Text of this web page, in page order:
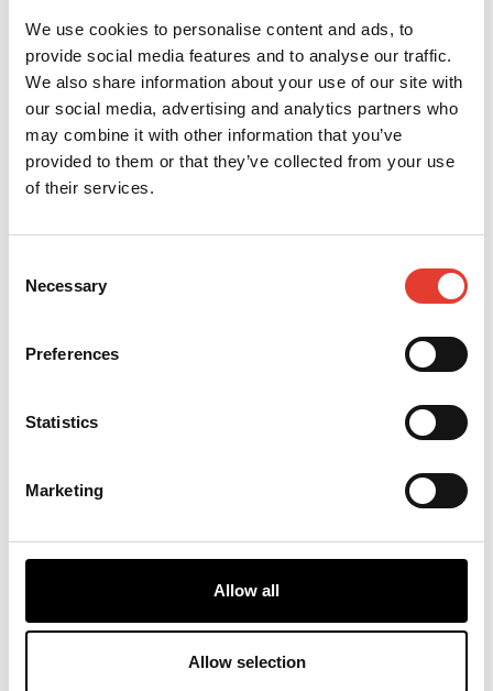
We use cookies to personalise content and ads, to
provide social media features and to analyse our traffic.
We also share information about your use of our site with
our social media, advertising and analytics partners who
may combine it with other information that you’ve
provided to them or that they’ve collected from your use
of their services.
Selection
Necessary
Preferences
Statistics
Marketing
Allow all
Allow selection
50% zuiniger
Halveer uw kosten in vergelijking
met klassieke grasmaaiers. Met de
professionele robotmaaiers van
personeels-, onderhouds- en
versterkt. Zo hebt u minder of
meststoffen nodig.